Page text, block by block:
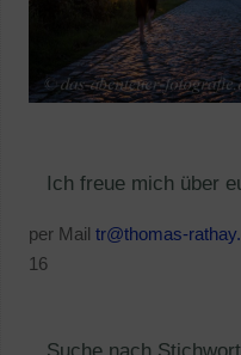
Ich freue mich über
per Mail tr@thomas-
16
Suche nach